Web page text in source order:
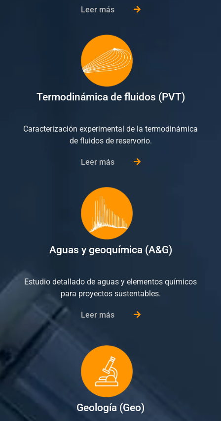
Leer más
Termodinámica de fluidos (PVT)
Caracterización experimental de la termodinámica
de fluidos de reservorio.
Leer más
Aguas y geoquímica (A&G)
Estudio detallado de aguas y elementos químicos
para proyectos sustentables.
Leer más
Geología (Geo)